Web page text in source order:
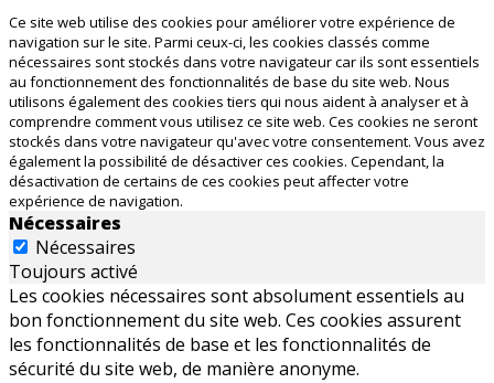
Ce site web utilise des cookies pour améliorer votre expérience de
navigation sur le site. Parmi ceux-ci, les cookies classés comme
nécessaires sont stockés dans votre navigateur car ils sont essentiels
au fonctionnement des fonctionnalités de base du site web. Nous
utilisons également des cookies tiers qui nous aident à analyser et à
comprendre comment vous utilisez ce site web. Ces cookies ne seront
stockés dans votre navigateur qu'avec votre consentement. Vous avez
également la possibilité de désactiver ces cookies. Cependant, la
désactivation de certains de ces cookies peut affecter votre
expérience de navigation.
Nécessaires
Nécessaires
Toujours activé
Les cookies nécessaires sont absolument essentiels au
bon fonctionnement du site web. Ces cookies assurent
les fonctionnalités de base et les fonctionnalités de
sécurité du site web, de manière anonyme.